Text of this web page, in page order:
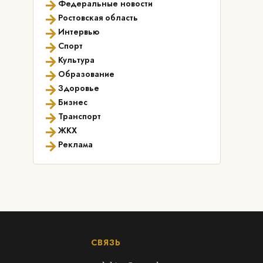
→ Федеральные новости
→ Ростовская область
→ Интервью
→ Спорт
→ Культура
→ Образование
→Здоровье
→ Бизнес
→ Транспорт
→ЖКХ
→ Реклама
СВЯЗЬ